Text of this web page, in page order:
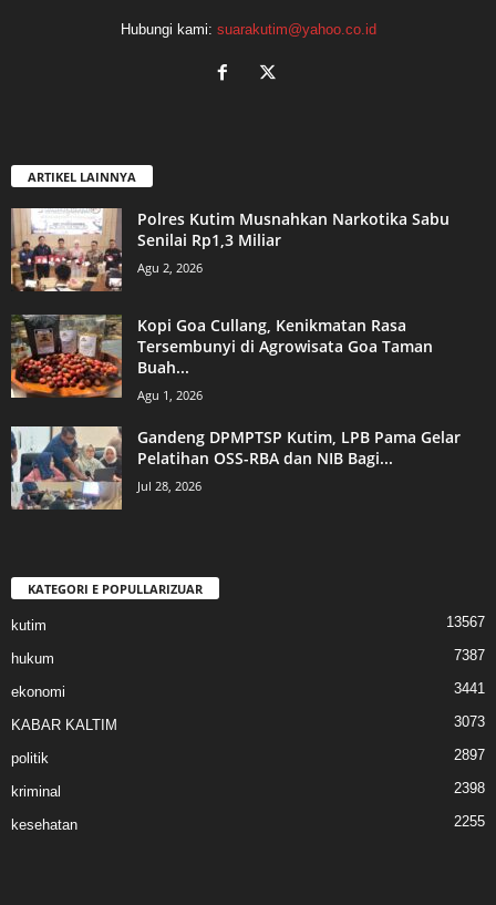
Hubungi kami: suarakutim@yahoo.co.id
ARTIKEL LAINNYA
Polres Kutim Musnahkan Narkotika Sabu
Senilai Rp1,3 Miliar
Agu 2, 2026
Kopi Goa Cullang, Kenikmatan Rasa
Tersembunyi di Agrowisata Goa Taman
Buah...
Agu 1, 2026
Gandeng DPMPTSP Kutim, LPB Pama Gelar
Pelatihan OSS-RBA dan NIB Bagi...
Jul 28, 2026
KATEGORI E POPULLARIZUAR
kutim 13567
hukum 7387
ekonomi 3441
KABAR KALTIM 3073
politik 2897
kriminal 2398
kesehatan 2255